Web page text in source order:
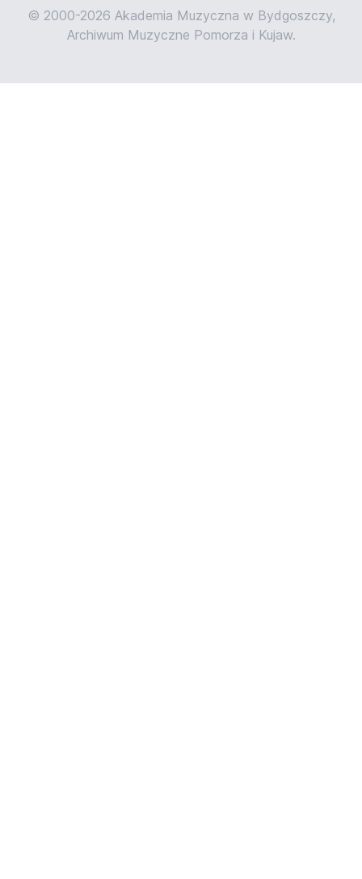
© 2000-2026 Akademia Muzyczna w Bydgoszczy,
Archiwum Muzyczne Pomorza i Kujaw.